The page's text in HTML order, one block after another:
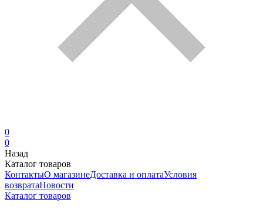
0
0
Назад
Каталог товаров
КонтактыО магазинеДоставка и оплатаУсловия
возвратаНовости
Каталог товаров